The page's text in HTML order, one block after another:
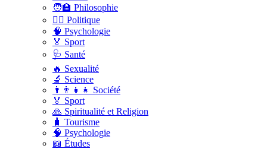
🧑‍🏫 Philosophie
👨‍⚖️ Politique
🧠 Psychologie
🏅 Sport
🩺 Santé
🔥 Sexualité
🔬 Science
👨‍👨‍👧‍👧 Société
🏅 Sport
🙏 Spiritualité et Religion
🧳 Tourisme
🧠 Psychologie
📖 Études